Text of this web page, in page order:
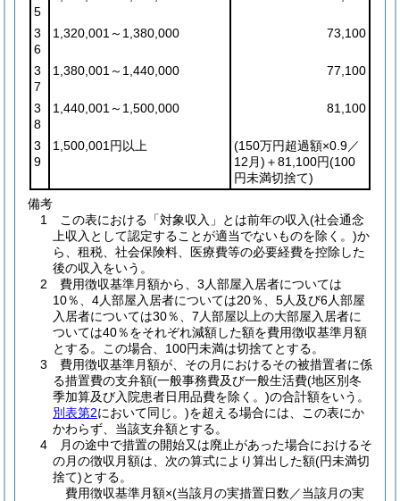
5
3
6
1,320,001～1,380,000 73,100
3
7
1,380,001～1,440,000 77,100
3
8
1,440,001～1,500,000 81,100
3
9
1,500,001円以上
(150万円超過額×0.9／
12月) ＋81,100円(100
円未満切捨て)
備考
1 この表における「対象収入」とは前年の収入(社会通念
上収入として認定することが適当でないものを除く。)か
ら、租税、社会保険料、医療費等の必要経費を控除した
後の収入をいう。
2 費用徴収基準月額から、3人部屋入居者については
10％、4人部屋入居者については20％、5人及び6人部屋
入居者については30％、7人部屋以上の大部屋入居者に
ついては40％をそれぞれ減額した額を費用徴収基準月額
とする。この場合、100円未満は切捨てとする。
3 費用徴収基準月額が、その月におけるその被措置者に係
る措置費の支弁額(一般事務費及び一般生活費(地区別冬
季加算及び入院患者日用品費を除く。)の合計額をいう。
別表第2において同じ。)を超える場合には、この表にか
かわらず、当該支弁額とする。
4 月の途中で措置の開始又は廃止があった場合におけるそ
の月の徴収月額は、次の算式により算出した額(円未満切
捨て)とする。
費用徴収基準月額×(当該月の実措置日数／当該月の実